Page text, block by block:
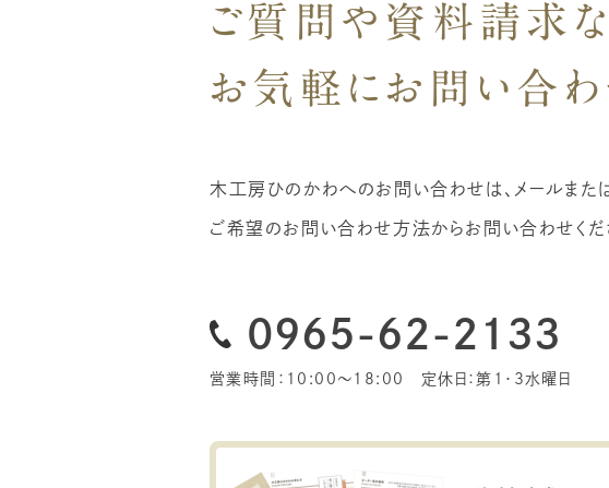
ご質問や資料請求な
お気軽に お問い合わ
木工房ひのかわへのお問い合わせは、メールまた
ご希望のお問い合わせ方法からお問い合わせくだ
0965-62-2133
営業時間：10:00〜18:00 定休日：第1・3水曜日